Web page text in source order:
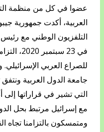
عضوا في كل من منظمة
العربية، أكدت جمهورية
التلفزيون الوطني مع
في 23
للصراع العربي
جامعة الدول العربية
التي تشير في قراراتها إلى
مع إسرائيل مرتبط بحل
ومتمسكون بالتزامنا تجاه